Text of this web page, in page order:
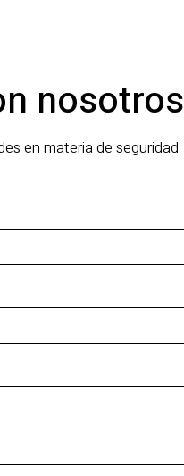
nosotros
en materia de seguridad.